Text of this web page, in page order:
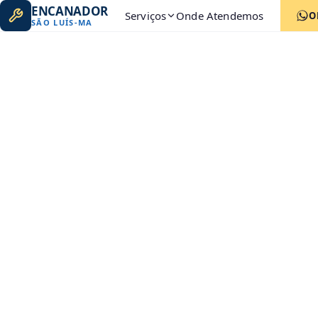
ENCANADOR
SÃO LUÍS-MA Serviços Onde Atendemos